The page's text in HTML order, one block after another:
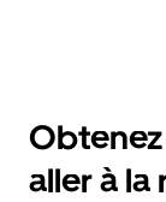
aller à